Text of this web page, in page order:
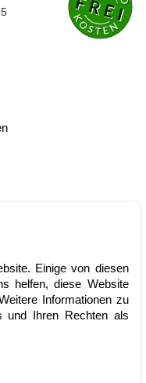
Einige von diesen
helfen, diese Website
Informationen zu
und Ihren Rechten als